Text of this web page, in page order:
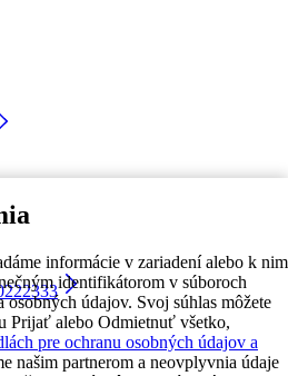
informácie v zariadení alebo k nim
identifikátorom v súboroch
osobných údajov. Svoj súhlas môžete
Prijať alebo Odmietnuť všetko,
pre ochranu osobných údajov a
našim partnerom a neovplyvnia údaje